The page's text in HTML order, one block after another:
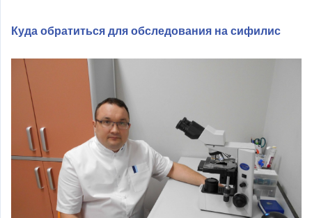
Куда обратиться для обследования на сифилис